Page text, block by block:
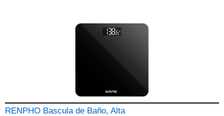
RENPHO Bascula de Baño, Alta